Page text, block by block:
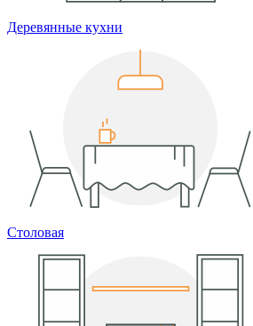
Деревянные кухни
Столовая